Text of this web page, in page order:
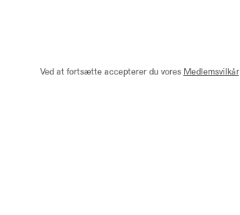
Ved at fortsætte accepterer du vores Medlemsvilkår